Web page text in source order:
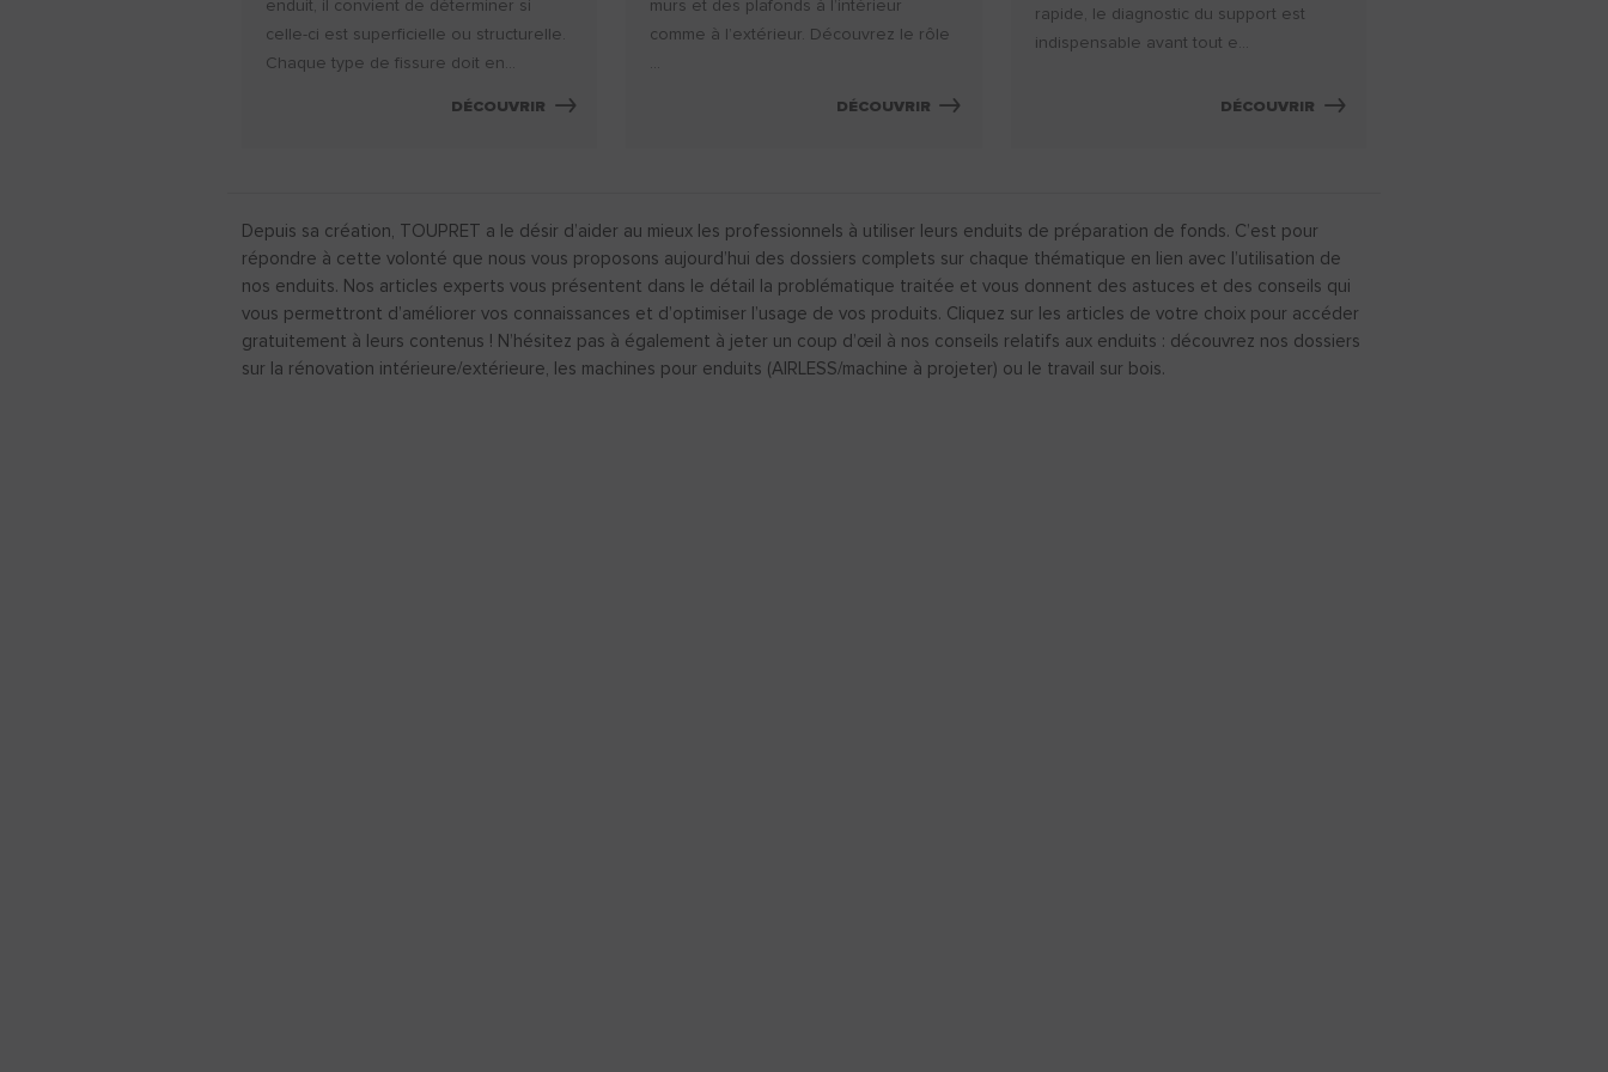
enduit, il convient de déterminer si
celle-ci est superficielle ou structurelle.
Chaque type de fissure doit en...
DÉCOUVRIR
murs et des plafonds à l’intérieur
comme à l’extérieur. Découvrez le rôle
...
DÉCOUVRIR
rapide, le diagnostic du support est
indispensable avant tout e...
DÉCOUVRIR
Depuis sa création, TOUPRET a le désir d’aider au mieux les professionnels à utiliser leurs enduits de préparation de fonds. C’est pour
répondre à cette volonté que nous vous proposons aujourd’hui des dossiers complets sur chaque thématique en lien avec l’utilisation de
nos enduits. Nos articles experts vous présentent dans le détail la problématique traitée et vous donnent des astuces et des conseils qui
vous permettront d’améliorer vos connaissances et d’optimiser l’usage de vos produits. Cliquez sur les articles de votre choix pour accéder
gratuitement à leurs contenus ! N’hésitez pas à également à jeter un coup d’œil à nos conseils relatifs aux enduits : découvrez nos dossiers
sur la rénovation intérieure/extérieure, les machines pour enduits (AIRLESS/machine à projeter) ou le travail sur bois.